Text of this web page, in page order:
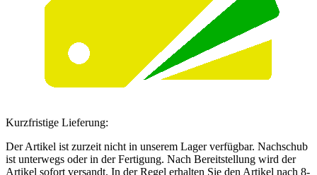
Kurzfristige Lieferung:
Der Artikel ist zurzeit nicht in unserem Lager verfügbar. Nachschub
ist unterwegs oder in der Fertigung. Nach Bereitstellung wird der
Artikel sofort versandt. In der Regel erhalten Sie den Artikel nach 8-